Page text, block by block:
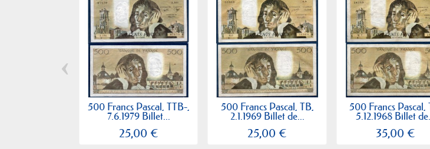
500 Francs Pascal, TTB-,
7.6.1979 Billet...
25,00 €
500 Francs Pascal, TB,
2.1.1969 Billet de...
25,00 €
500 Francs Pascal,
5.12.1968 Billet de...
35,00 €
‹